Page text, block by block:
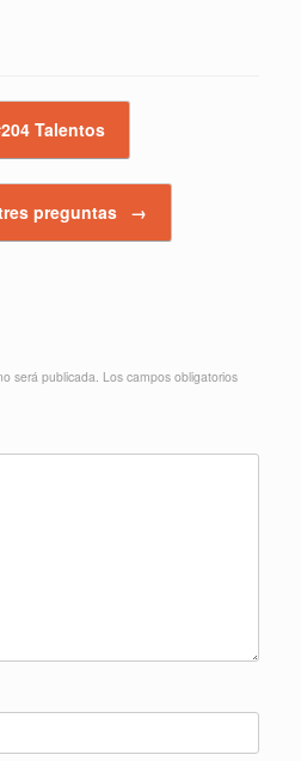
Talentos
preguntas →
será publicada. Los campos obligatorios